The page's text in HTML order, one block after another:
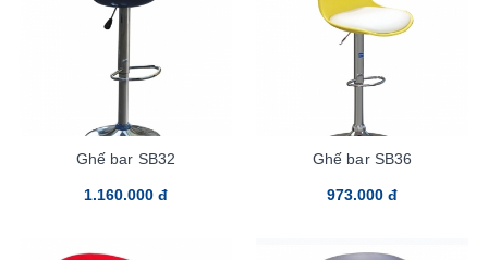
Ghế bar SB32
1.160.000 đ
Ghế bar SB36
973.000 đ